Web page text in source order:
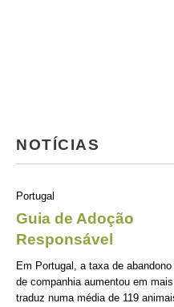
NOTÍCIAS
Portugal
Guia de Adoção
Responsável
Em Portugal, a taxa de
de companhia aumentou em
traduz numa média de 119